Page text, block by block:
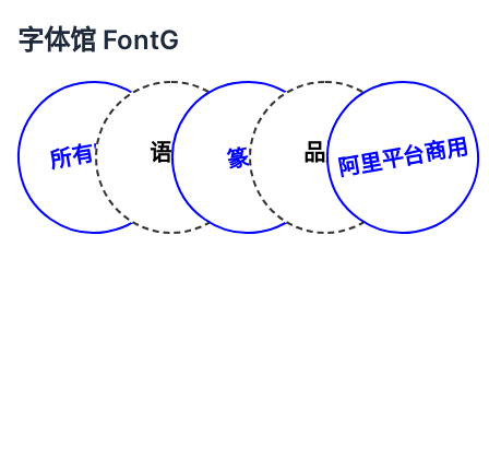
字体馆 FontG
所有字体 语言 篆书 品牌阿里平台商用